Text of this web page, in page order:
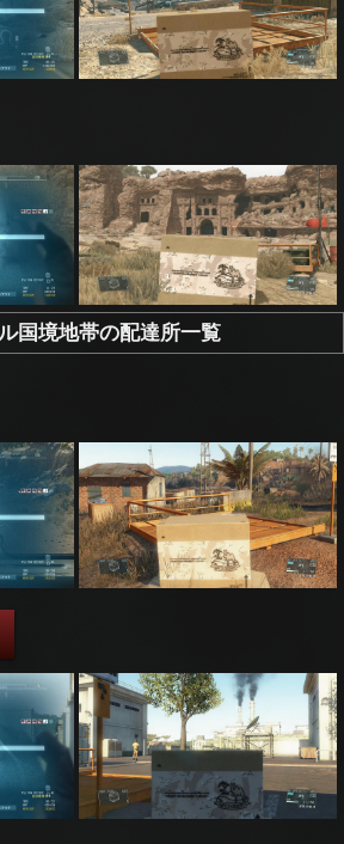
国境地帯の配達所一覧